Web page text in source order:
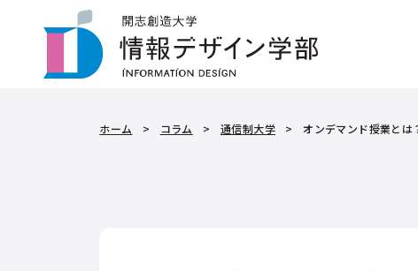
ホーム > コラム > 通信制大学 > オンデマンド授業とは